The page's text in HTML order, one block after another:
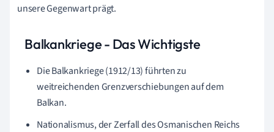
unsere Gegenwart prägt.
Balkankriege - Das Wichtigste
Die Balkankriege (1912/13) führten zu
weitreichenden Grenzverschiebungen auf dem
Balkan.
Nationalismus, der Zerfall des Osmanischen Reichs